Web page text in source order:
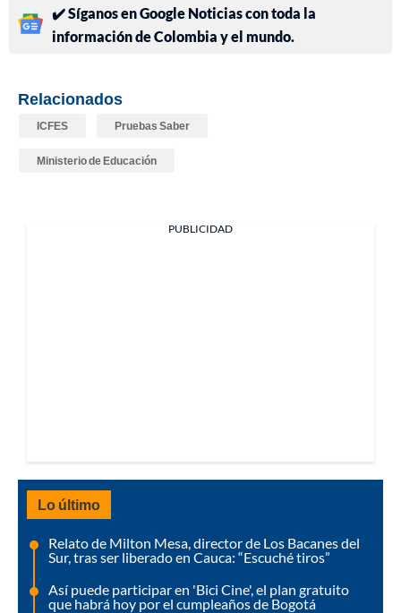
✔️ Síganos en Google Noticias con toda la
información de Colombia y el mundo.
Relacionados
ICFES Pruebas Saber
Ministerio de Educación
PUBLICIDAD
Lo último
Relato de Milton Mesa, director de Los Bacanes del
Sur, tras ser liberado en Cauca: “Escuché tiros”
Así puede participar en 'Bici Cine', el plan gratuito
que habrá hoy por el cumpleaños de Bogotá